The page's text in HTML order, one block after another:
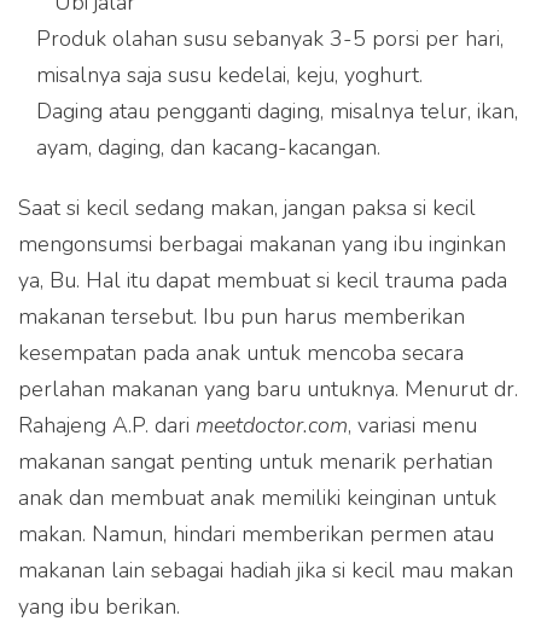
Produk olahan susu sebanyak 3-5 porsi per hari,
misalnya saja susu kedelai, keju, yoghurt.
Daging atau pengganti daging, misalnya telur, ikan,
ayam, daging, dan kacang-kacangan.
Saat si kecil sedang makan, jangan paksa si kecil
mengonsumsi berbagai makanan yang ibu inginkan
ya, Bu. Hal itu dapat membuat si kecil trauma pada
makanan tersebut. Ibu pun harus memberikan
kesempatan pada anak untuk mencoba secara
perlahan makanan yang baru untuknya. Menurut dr.
Rahajeng A.P. dari meetdoctor.com, variasi menu
makanan sangat penting untuk menarik perhatian
anak dan membuat anak memiliki keinginan untuk
makan. Namun, hindari memberikan permen atau
makanan lain sebagai hadiah jika si kecil mau makan
yang ibu berikan.